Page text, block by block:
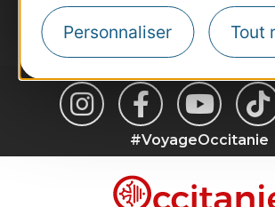
Personnaliser Tout
Je m'abonne
#VoyageOccitanie